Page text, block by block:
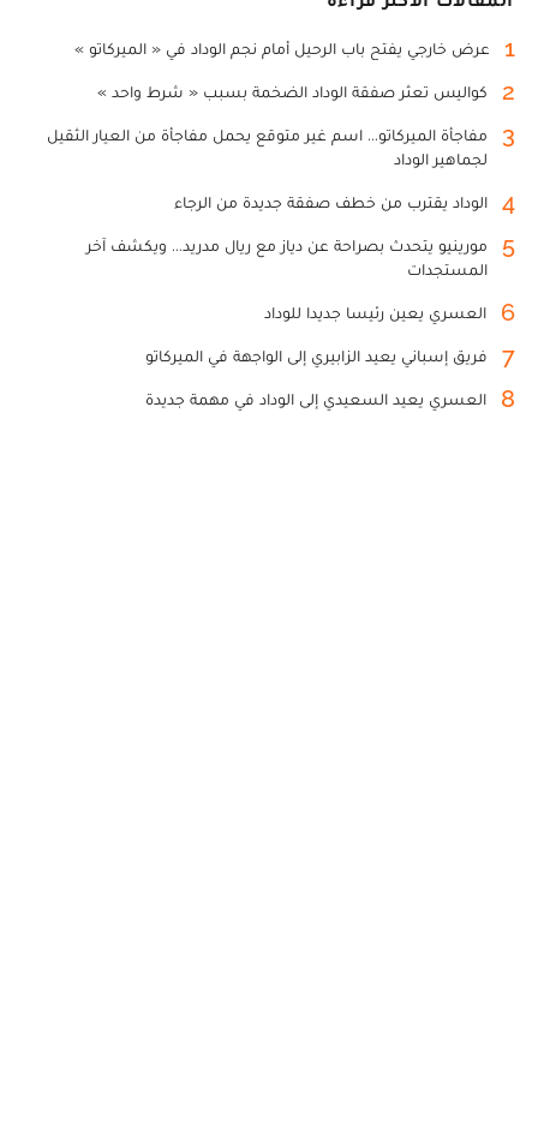
1 عرض خارجي يفتح باب الرحيل أمام نجم الوداد في « الميركاتو »
2 كواليس تعثر صفقة الوداد الضخمة بسبب « شرط واحد »
3
مفاجأة الميركاتو... اسم غير متوقع يحمل مفاجأة من العيار الثقيل
لجماهير الوداد
4 الوداد يقترب من خطف صفقة جديدة من الرجاء
5
مورينيو يتحدث بصراحة عن دياز مع ريال مدريد... ويكشف آخر
المستجدات
6 العسري يعين رئيسا جديدا للوداد
7 فريق إسباني يعيد الزابيري إلى الواجهة في الميركاتو
8 العسري يعيد السعيدي إلى الوداد في مهمة جديدة